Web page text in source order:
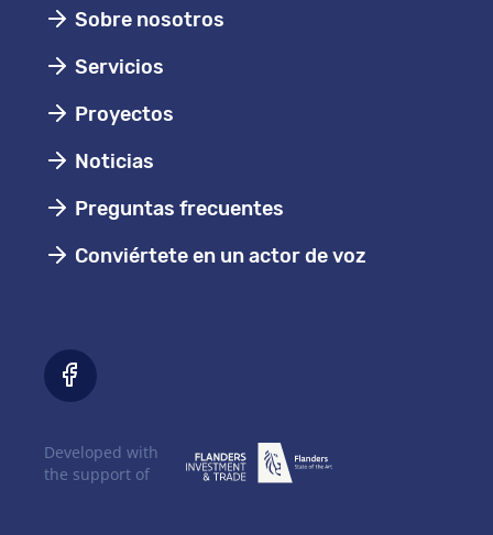
Sobre nosotros
Servicios
Proyectos
Noticias
Preguntas frecuentes
Conviértete en un actor de voz
Developed with
the support of